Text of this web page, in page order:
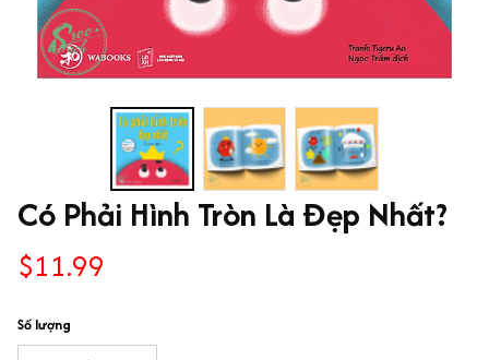
Có Phải Hình Tròn Là Đẹp Nhất?
$11.99
Số lượng